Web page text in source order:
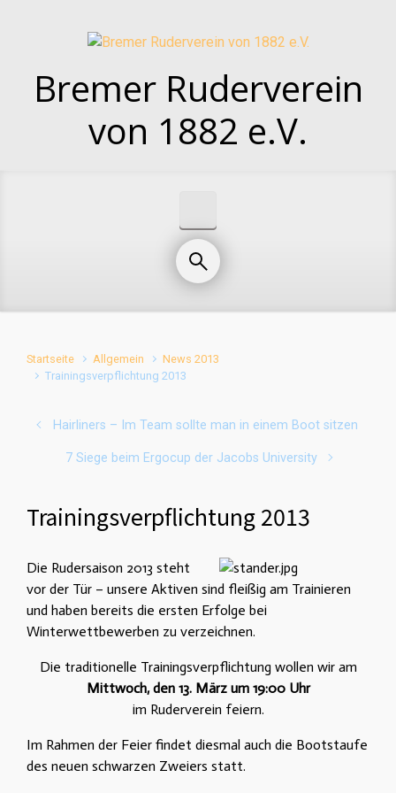
Bremer Ruderverein
von 1882 e.V.
Startseite Allgemein
News 2013
Trainingsverpflichtung 2013
Hairliners – Im Team sollte man in einem Boot sitzen
7 Siege beim Ergocup der Jacobs University
Trainingsverpflichtung 2013
Die Rudersaison 2013 steht
vor der Tür – unsere Aktiven sind fleißig am Trainieren
und haben bereits die ersten Erfolge bei
Winterwettbewerben zu verzeichnen.
Die traditionelle Trainingsverpflichtung wollen wir am
Mittwoch, den 13. März um 19:00 Uhr
im Ruderverein feiern.
Im Rahmen der Feier findet diesmal auch die Bootstaufe
des neuen schwarzen Zweiers statt.